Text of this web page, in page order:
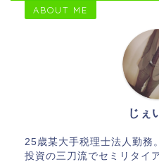
ABOUT ME
じぇ
25歳某大手税理士法人勤務
投資の三刀流でセミリタイ